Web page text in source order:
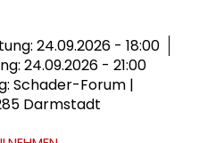
24.09.2026 - 18:00
24.09.2026 - 21:00
Schader-Forum |
Darmstadt